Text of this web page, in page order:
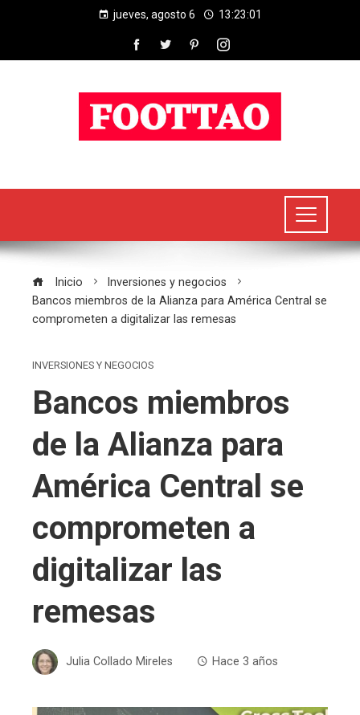
jueves, agosto 6 13:23:02
Inicio
Inversiones y negocios
Bancos miembros de la Alianza para América Central se
comprometen a digitalizar las remesas
INVERSIONES Y NEGOCIOS
Bancos miembros
de la Alianza para
América Central se
comprometen a
digitalizar las
remesas
Julia Collado Mireles Hace 3 años